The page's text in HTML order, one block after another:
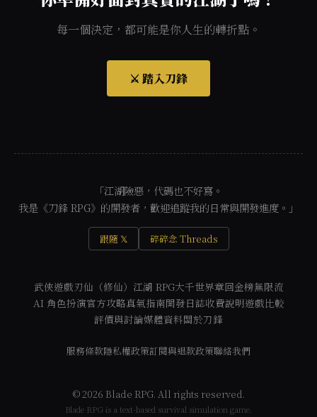
每一個決定，都可能是你人生的轉折點。
⚔️ 踏入刀鋒
「江湖險惡，代碼也不好寫。
我是《刀鋒 RPG》的開發者，歡迎追蹤我的日常與開發進度。」
跟隨 𝕏 碎碎念 Threads
武俠遊戲刃仙（修仙） 江湖 RPG大千世界章回金榜無限流
AI 角色扮演官方攻略真氣指南開發日誌收費說明遊戲比較
評價與討論媒體資料關於刀鋒
服務條款隱私權政策訂閱與退款政策聯絡我們
© 2026 Blade RPG. All rights reserved.
Blade RPG is a text-based survival simulation game.